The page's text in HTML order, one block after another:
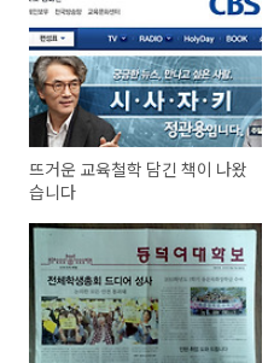
뜨거운 교육철학 담긴 책이 나왔
습니다